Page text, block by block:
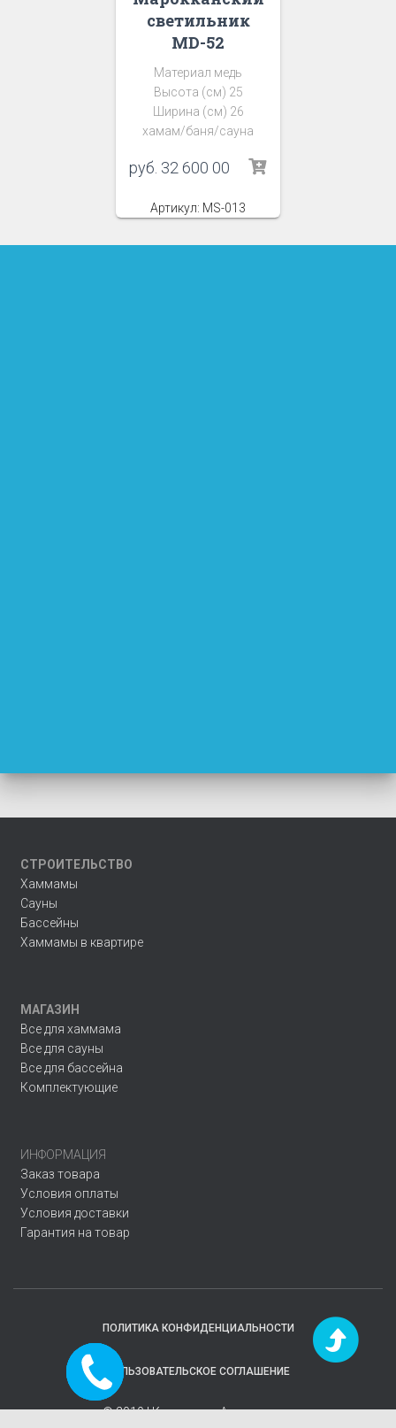
светильник
MD-52
Материал медь
Высота (см) 25
Ширина (см) 26
хамам/баня/сауна
руб. 32 600 00
Артикул: MS-013
СТРОИТЕЛЬСТВО
Хаммамы
Сауны
Бассейны
Хаммамы в квартире
МАГАЗИН
Все для хаммама
Все для сауны
Все для бассейна
Комплектующие
ИНФОРМАЦИЯ
Заказ товара
Условия оплаты
Условия доставки
Гарантия на товар
ПОЛИТИКА КОНФИДЕНЦИАЛЬНОСТИ
ПОЛЬЗОВАТЕЛЬСКОЕ СОГЛАШЕНИЕ
© 2019 | Компания«Аквавектор»
Заказать
звонок